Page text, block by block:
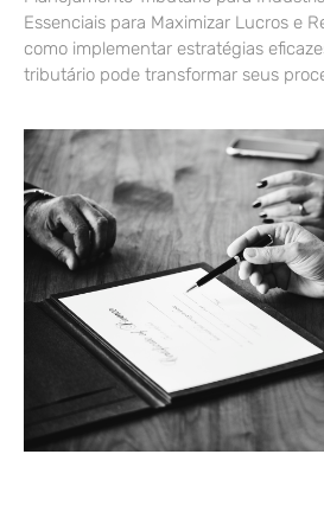
Essenciais para Maximizar Lucros e
como implementar estratégias
tributário pode transformar seus